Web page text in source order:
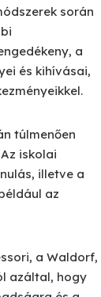
során
a
és kihívásai,
túlmenően
iskolai
illetve a
az
a Waldorf,
azáltal, hogy